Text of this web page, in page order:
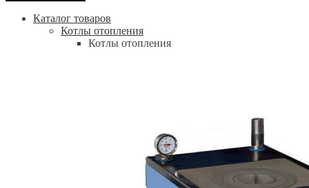
Каталог товаров
Котлы отопления
Котлы отопления